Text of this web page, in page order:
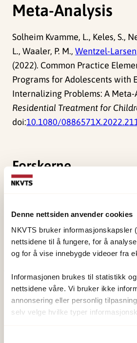
Denne nettsiden anvender cookies
NKVTS bruker informasjonskapsler
nettsidene til å fungere, for å
og for å vise innebygde videoer fra
Informasjonen brukes til statistikk
nettsidene våre. Vi bruker ikke
annonsering eller personlig
selv velge hvilke typer
Meta-Analysis
Solheim Kvamme, L., Keles, S.,
L., Waaler, P. M.,Wentzel-
(2022). Common Practice
Programs for Adolescents with
Internalizing Problems: A Meta-
Residential Treatment for
doi:10.1080/
Forskerne
Publisert:19. mars 2026
Sist redigert:6. august 2026